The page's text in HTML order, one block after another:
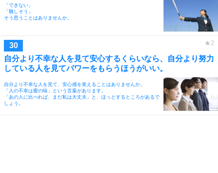
「できない」
「難しそう」
そう思うことはありませんか。
自分より不幸な人を見て安心するくらいなら、自分より努力
している人を見てパワーをもらうほうがいい。
自分より不幸な人を見て、安心感を覚えることはありませんか。
「人の不幸は蜜の味」という言葉があります。
「あの人に比べれば、まだ私は大丈夫」と、ほっとするところがあるで
しょう。